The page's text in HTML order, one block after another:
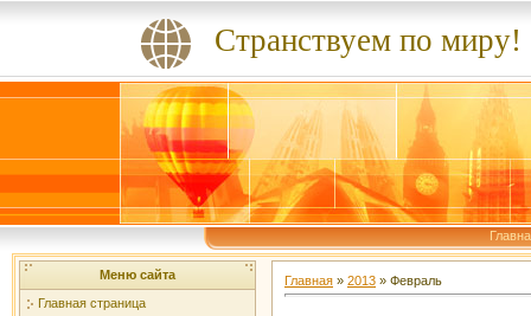
Странствуем по миру!
Меню сайта
Главная страница
Главная » 2013 » Февраль